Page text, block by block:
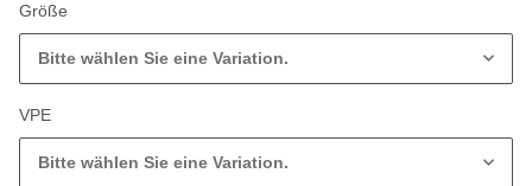
Größe
Bitte wählen Sie eine Variation.
VPE
Bitte wählen Sie eine Variation.